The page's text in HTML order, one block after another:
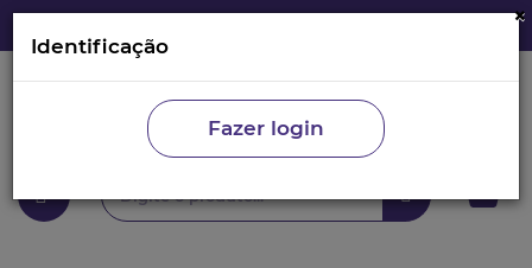
×
Identificação
Fazer login